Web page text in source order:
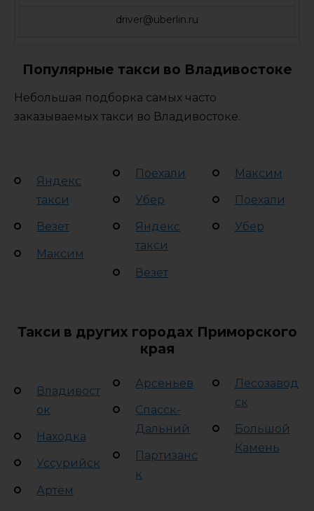
driver@uberlin.ru
Популярные такси во Владивостоке
Небольшая подборка самых часто
заказываемых такси во Владивостоке.
Яндекс
такси
Везет
Максим
Поехали
Убер
Яндекс
такси
Везет
Максим
Поехали
Убер
Такси в других городах Приморского
края
Владивост
ок
Находка
Уссурийск
Артём
Арсеньев
Спасск-
Дальний
Партизанс
к
Лесозавод
ск
Большой
Камень